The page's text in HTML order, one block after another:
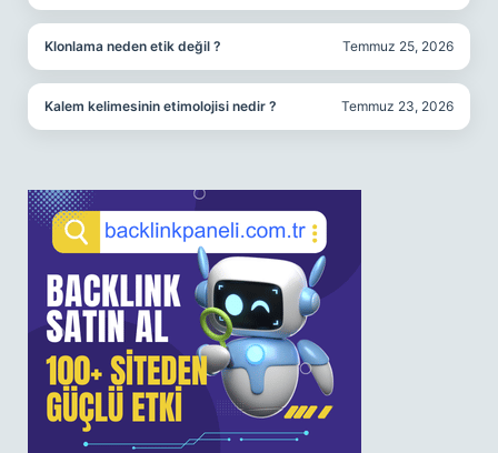
Klonlama neden etik değil ? Temmuz 25, 2026
Kalem kelimesinin etimolojisi nedir ? Temmuz 23, 2026